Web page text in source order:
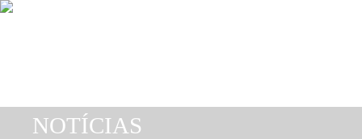
Passar para o conteúdo principal
Está aqui
NOTÍCIAS